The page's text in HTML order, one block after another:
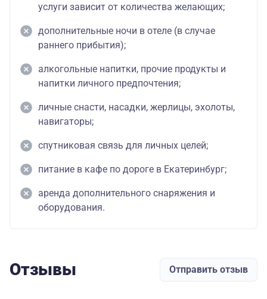
услуги зависит от количества желающих;
дополнительные ночи в отеле (в случае
раннего прибытия);
алкогольные напитки, прочие продукты и
напитки личного предпочтения;
личные снасти, насадки, жерлицы, эхолоты,
навигаторы;
спутниковая связь для личных целей;
питание в кафе по дороге в Екатеринбург;
аренда дополнительного снаряжения и
оборудования.
Отзывы Отправить отзыв